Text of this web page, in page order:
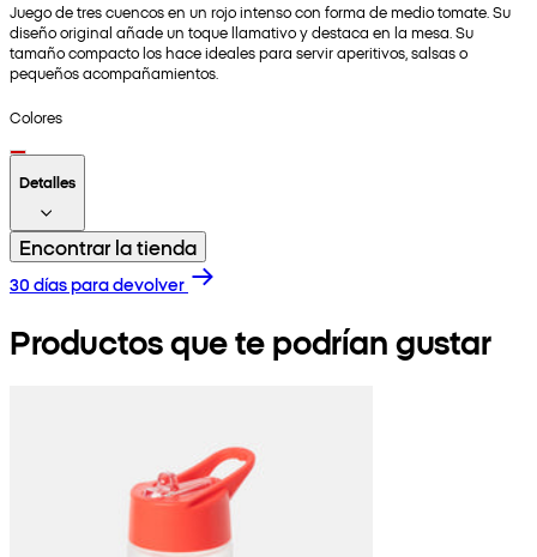
Juego de tres cuencos en un rojo intenso con forma de medio tomate. Su
diseño original añade un toque llamativo y destaca en la mesa. Su
tamaño compacto los hace ideales para servir aperitivos, salsas o
pequeños acompañamientos.
Colores
Detalles
Encontrar la tienda
30 días para devolver
Productos que te podrían gustar